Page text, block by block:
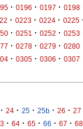
· 0196 · 0197 · 0198
· 0223 · 0224 · 0225 ·
· 0251 · 0252 · 0253
· 0278 · 0279 · 0280
· 0305 · 0306 · 0307
· 24 · 25 · 25b · 26 · 27
· 64 · 65 · 66 · 67 · 68